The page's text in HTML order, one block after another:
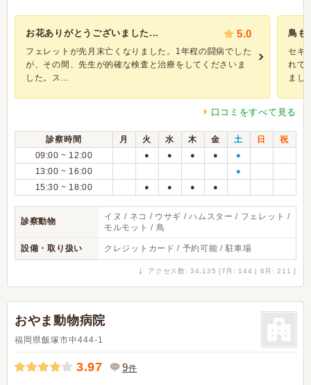
お花ありがとうございました... 5.0
フェレットが先月末亡くなりました。1年程の闘病でした
が、その間、先生が的確な検査と治療をしてくださいま
した。ス...
鳥も
セキ
れて
まし
口コミをすべて見る
診察時間 月 火 水 木 金 土 日
祝
09:00 ~ 12:00
● ● ● ● ●
13:00 ~ 16:00 ●
15:30 ~ 18:00 ● ● ● ●
診察動物
イヌ / ネコ / ウサギ / ハムスター / フェレット /
モルモット / 鳥
設備・取り扱い クレジットカード / 予約可能 / 駐車場
↓ アクセス数: 34,135 [7月: 144 | 6月: 211 ]
おやま動物病院
福岡県飯塚市中444-1
3.97 9件